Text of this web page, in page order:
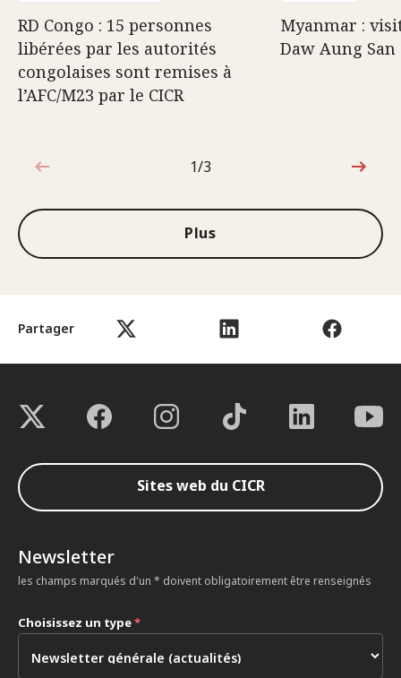
Partager
RD Congo : 15 personnes
libérées par les autorités
congolaises sont remises à
l’AFC/M23 par le CICR
Myanmar :
Daw Aung San
1sur3
1/3
Plus
Sites web du CICR
Newsletter
les champs marqués d'un * doivent obligatoirement être renseignés
Choisissez un type*